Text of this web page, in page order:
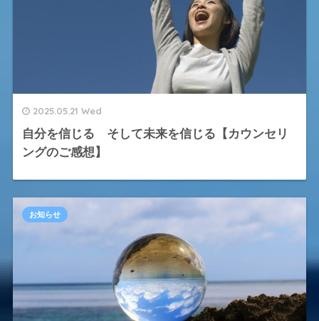
2025.05.21 Wed
自分を信じる そして未来を信じる【カウンセリ
ングのご感想】
お知らせ